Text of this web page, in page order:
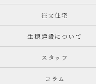
注文住宅
生穂建設について
スタッフ
コラム